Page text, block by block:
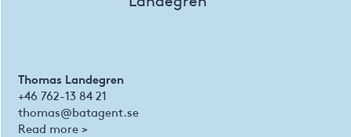
Thomas Landegren
+46 762-13 84 21
thomas@batagent.se
Read more >